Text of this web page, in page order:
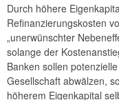
Durch höhere
Refinanzierungskosten
„unerwünschter
solange der
Banken sollen
Gesellschaft abwälzen,
höherem Eigenkapital